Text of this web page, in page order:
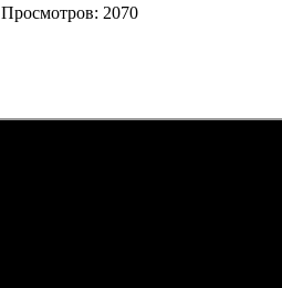
Просмотров: 2070